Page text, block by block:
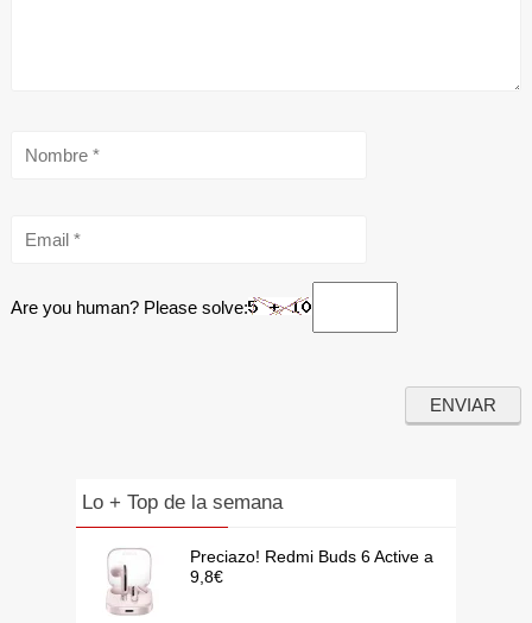
Are you human? Please solve:
Lo + Top de la semana
Preciazo! Redmi Buds 6 Active a
9,8€